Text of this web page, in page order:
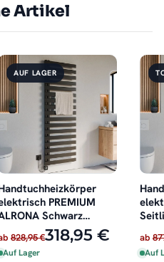
Artikel
AUF LAGER
PREMIUM
Schwarz
Seitlich offen rechts
links inkl. Heizstab
828,95 €318,95 €
Auf Lager
ab
Auf